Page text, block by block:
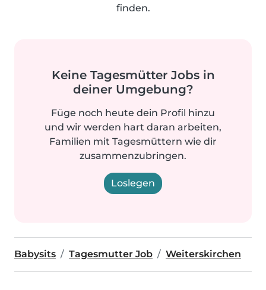
finden.
Keine Tagesmütter Jobs in
deiner Umgebung?
Füge noch heute dein Profil hinzu
und wir werden hart daran arbeiten,
Familien mit Tagesmüttern wie dir
zusammenzubringen.
Loslegen
Babysits Tagesmutter Job Weiterskirchen